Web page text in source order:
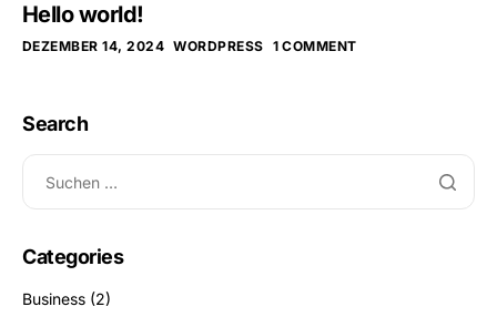
Hello world!
DEZEMBER 14, 2024 WORDPRESS 1 COMMENT
Search
Categories
Business (2)